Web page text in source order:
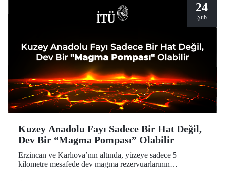
24
Şub
Kuzey Anadolu Fayı Sadece Bir Hat Değil,
Dev Bir “Magma Pompası” Olabilir
Erzincan ve Karlıova’nın altında, yüzeye sadece 5
kilometre mesafede dev magma rezervuarlarının